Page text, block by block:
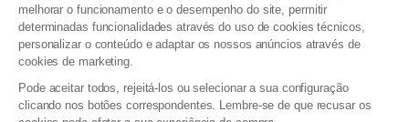
melhorar o funcionamento e o desempenho do site, permitir
determinadas funcionalidades através do uso de cookies técnicos,
personalizar o conteúdo e adaptar os nossos anúncios através de
cookies de marketing.
Pode aceitar todos, rejeitá-los ou selecionar a sua configuração
clicando nos botões correspondentes. Lembre-se de que recusar os
Termos e Condições Gerais de Venda e Aviso Legal
Gestão de dados pessoais e política de cookies
Termos e condições gerais de venda pro